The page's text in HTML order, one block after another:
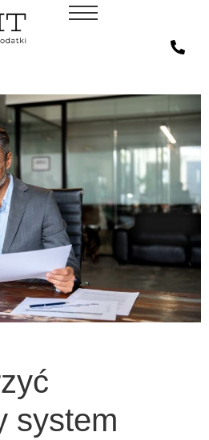
system